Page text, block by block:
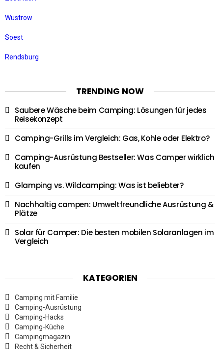
Wustrow
Soest
Rendsburg
TRENDING NOW
Saubere Wäsche beim Camping: Lösungen für jedes
Reisekonzept
Camping-Grills im Vergleich: Gas, Kohle oder Elektro?
Camping-Ausrüstung Bestseller: Was Camper wirklich
kaufen
Glamping vs. Wildcamping: Was ist beliebter?
Nachhaltig campen: Umweltfreundliche Ausrüstung &
Plätze
Solar für Camper: Die besten mobilen Solaranlagen im
Vergleich
KATEGORIEN
Camping mit Familie
Camping-Ausrüstung
Camping-Hacks
Camping-Küche
Campingmagazin
Recht & Sicherheit